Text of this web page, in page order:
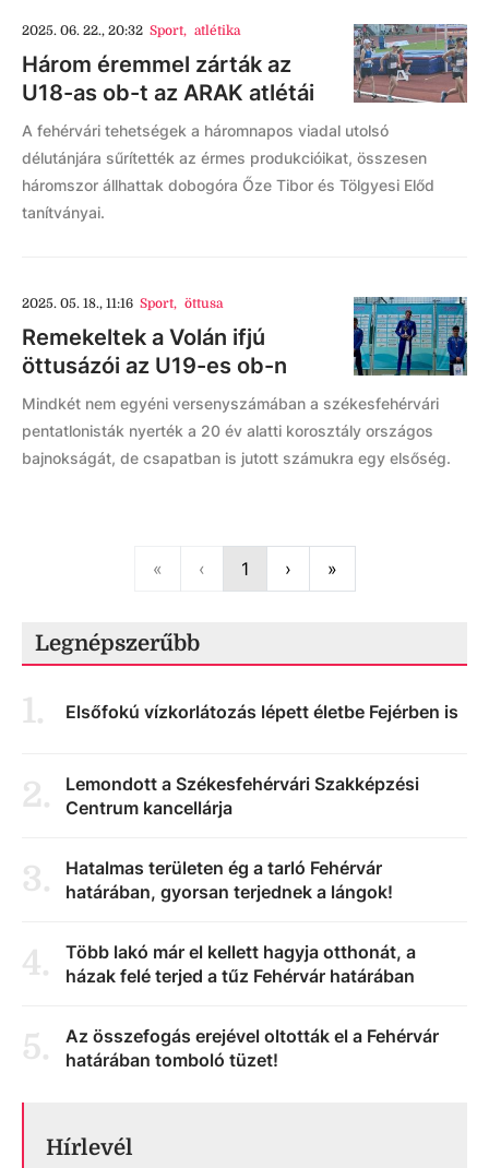
2025. 06. 22., 20:32 Sport, atlétika
Három éremmel zárták az
U18-as ob-t az ARAK atlétái
A fehérvári tehetségek a háromnapos viadal utolsó
délutánjára sűrítették az érmes produkcióikat, összesen
háromszor állhattak dobogóra Őze Tibor és Tölgyesi Előd
tanítványai.
2025. 05. 18., 11:16 Sport, öttusa
Remekeltek a Volán ifjú
öttusázói az U19-es ob-n
Mindkét nem egyéni versenyszámában a székesfehérvári
pentatlonisták nyerték a 20 év alatti korosztály országos
bajnokságát, de csapatban is jutott számukra egy elsőség.
« ‹Previous
1 ›Next»Last
Legnépszerűbb
1. Elsőfokú vízkorlátozás lépett életbe Fejérben is
2.
Lemondott a Székesfehérvári Szakképzési
Centrum kancellárja
3.
Hatalmas területen ég a tarló Fehérvár
határában, gyorsan terjednek a lángok!
4.
Több lakó már el kellett hagyja otthonát, a
házak felé terjed a tűz Fehérvár határában
5.
Az összefogás erejével oltották el a Fehérvár
határában tomboló tüzet!
Hírlevél